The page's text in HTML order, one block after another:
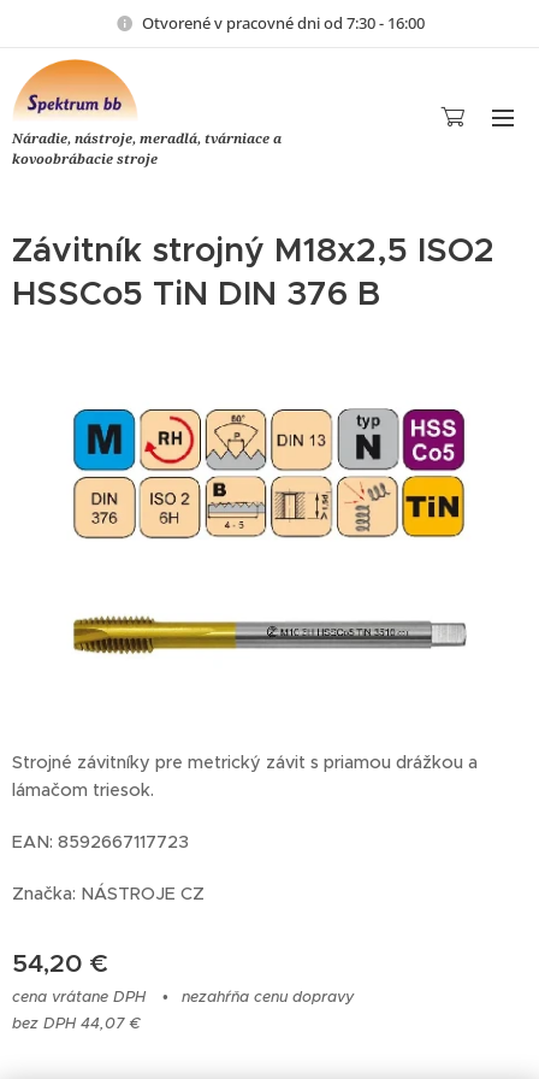
Otvorené v pracovné dni od 7:30 - 16:00
Náradie, nástroje, meradlá, tvárniace a
kovoobrábacie stroje
Závitník strojný M18x2,5 ISO2
HSSCo5 TiN DIN 376 B
Strojné závitníky pre metrický závit s priamou drážkou a
lámačom triesok.
EAN: 8592667117723
Značka: NÁSTROJE CZ
54,20 €
cena vrátane DPH
nezahŕňa cenu dopravy
bez DPH 44,07 €